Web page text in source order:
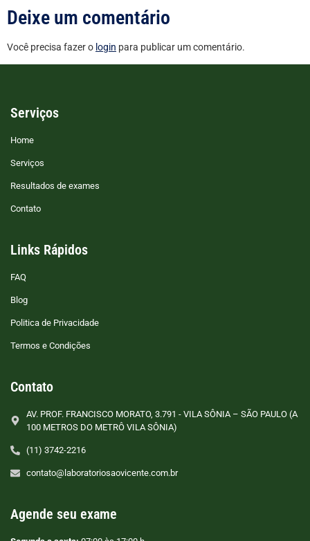
Deixe um comentário
Você precisa fazer o login para publicar um comentário.
Serviços
Home
Serviços
Resultados de exames
Contato
Links Rápidos
FAQ
Blog
Politica de Privacidade
Termos e Condições
Contato
AV. PROF. FRANCISCO MORATO, 3.791 - VILA SÔNIA – SÃO PAULO (A
100 METROS DO METRÔ VILA SÔNIA)
(11) 3742-2216
contato@laboratoriosaovicente.com.br
Agende seu exame